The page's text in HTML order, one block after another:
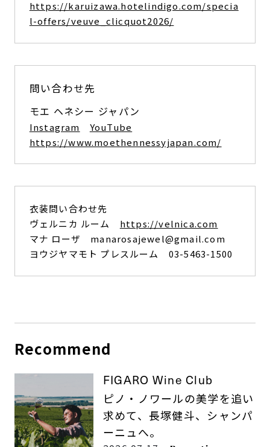
https://karuizawa.hotelindigo.com/specia
l-offers/veuve_clicquot2026/
問い合わせ先
モエ ヘネシー ジャパン
Instagram
YouTube
https://www.moethennessyjapan.com/
衣装問い合わせ先
ヴェルニカ ルーム https://velnica.com
マナ ローザ manarosajewel@gmail.com
ヨウジヤマモト プレスルーム 03-5463-1500
Recommend
FIGARO Wine Club
ピノ・ノワールの美学を追い
求めて、長塚健斗、シャンパ
ーニュへ。